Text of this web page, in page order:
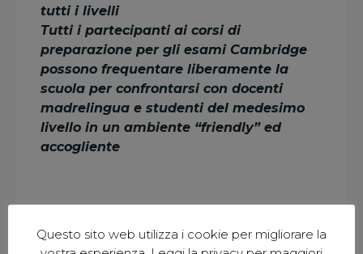
tutti i livelli
Tutti i partecipanti ai corsi di
preparazione per gli esami Cambridge
possono frequentare liberamente la
scuola per confrontarsi con docenti
madrelingua e studenti del medesimo
livello in un ambiente “friendly” ed
accogliente
Questo sito web utilizza i cookie per migliorare la